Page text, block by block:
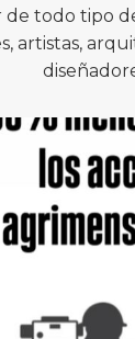
todo tipo
artistas,